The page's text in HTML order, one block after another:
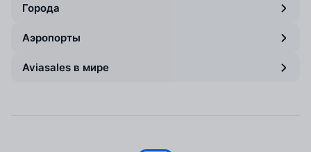
Города
Аэропорты
Aviasales в мире